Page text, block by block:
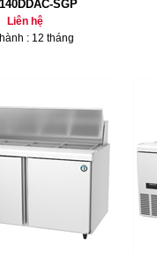
SGP
Liên hệ
: 12 tháng